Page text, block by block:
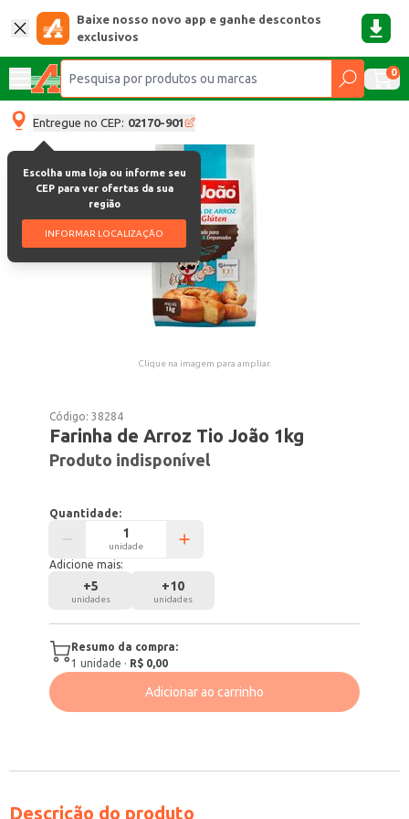
Baixe nosso novo app e ganhe descontos
exclusivos
0
Entregue no CEP: 02170-901
Escolha uma loja ou informe seu
CEP para ver ofertas da sua
região
INFORMAR LOCALIZAÇÃO
Clique na imagem para ampliar.
Código:38284
Farinha de Arroz Tio João 1kg
Produto indisponível
Quantidade:
unidade
Adicione mais:
+5
unidades
+10
unidades
Resumo da compra:
1 unidade · R$ 0,00
Adicionar ao carrinho
Descrição do produto